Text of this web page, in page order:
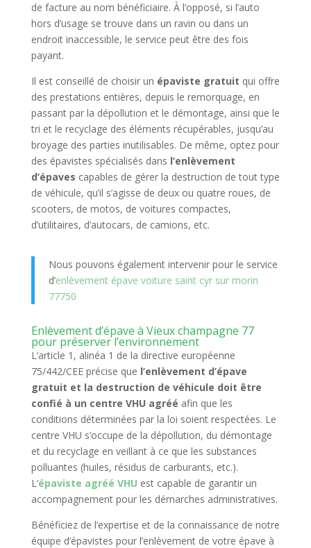
de facture au nom bénéficiaire. À l’opposé, si l’auto
hors d’usage se trouve dans un ravin ou dans un
endroit inaccessible, le service peut être des fois
payant.
Il est conseillé de choisir un épaviste gratuit qui offre
des prestations entières, depuis le remorquage, en
passant par la dépollution et le démontage, ainsi que le
tri et le recyclage des éléments récupérables, jusqu’au
broyage des parties inutilisables. De même, optez pour
des épavistes spécialisés dans l’enlèvement
d’épaves capables de gérer la destruction de tout type
de véhicule, qu’il s’agisse de deux ou quatre roues, de
scooters, de motos, de voitures compactes,
d’utilitaires, d’autocars, de camions, etc.
Nous pouvons également intervenir pour le service
d’enlèvement épave voiture saint cyr sur morin
77750
Enlèvement d’épave à Vieux champagne 77
pour préserver l’environnement
L’article 1, alinéa 1 de la directive européenne
75/442/CEE précise que l’enlèvement d’épave
gratuit et la destruction de véhicule doit être
confié à un centre VHU agréé afin que les
conditions déterminées par la loi soient respectées. Le
centre VHU s’occupe de la dépollution, du démontage
et du recyclage en veillant à ce que les substances
polluantes (huiles, résidus de carburants, etc.).
L’épaviste agréé VHU est capable de garantir un
accompagnement pour les démarches administratives.
Bénéficiez de l’expertise et de la connaissance de notre
équipe d’épavistes pour l’enlèvement de votre épave à